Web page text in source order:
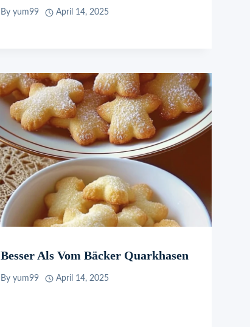
By yum99 April 14, 2025
Besser Als Vom Bäcker Quarkhasen
By yum99 April 14, 2025